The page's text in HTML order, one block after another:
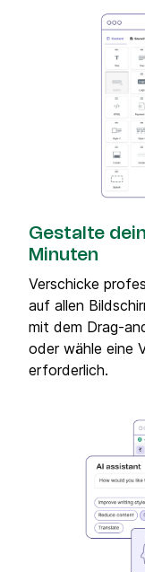
Gestalte
Minuten
Verschicke
auf allen
mit dem Drag-
oder wähle eine
erforderlich.